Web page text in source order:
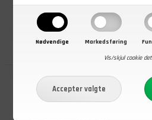
Nødvendige Markedsføring
Vis/skjul cookie
99,00DKK
Mil-Tec Camouflage t-shirt til
- Køb nu